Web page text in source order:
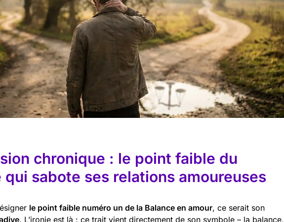
chronique : le point faible du
qui sabote ses relations amoureuses
le point faible numéro un de la Balance en amour, ce serait son
. L’ironie est là : ce trait vient directement de son symbole – la balance,